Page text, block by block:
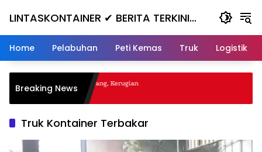
LINTASKONTAINER ✔ BERITA TERKINI
KONTAINER TERBARU HARI INI
Home Pelabuhan Peti Kemas Truk Logistik
Breaking News
Nanjak, Masuk ke Jurang, Kerugian
Truk Kontainer Terbakar